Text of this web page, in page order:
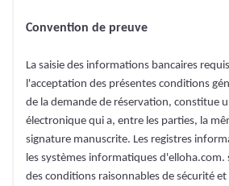
Convention de preuve
La saisie des informations bancaires
l'acceptation des présentes conditions
de la demande de réservation, constitue
électronique qui a, entre les parties, la
signature manuscrite. Les registres
les systèmes informatiques d'elloha.com.
des conditions raisonnables de sécurité